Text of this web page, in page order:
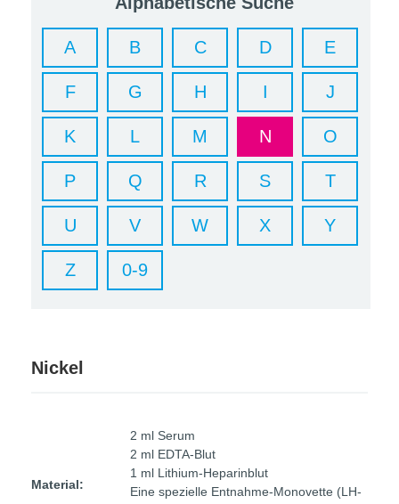
A B C D E
F G H I J
K L M N O
P Q R S T
U V W X Y
Z 0-9
Nickel
Material:
2 ml Serum
2 ml EDTA-Blut
1 ml Lithium-Heparinblut
Eine spezielle Entnahme-Monovette (LH-